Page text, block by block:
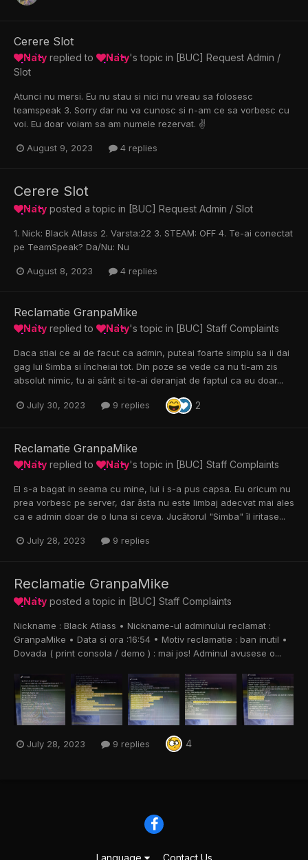
Cerere Slot
Naty replied to Naty's topic in [BUC] Request Admin /
Slot
Atunci nu mersi. Eu nu stau si nici nu vreau sa folosesc
teamspeak 3. Sorry dar nu va cunosc si n-am ce sa vorbesc cu
voi. Eu doar voiam sa am numele rezervat. ✌️
August 9, 2023 4 replies
Cerere Slot
Naty posted a topic in [BUC] Request Admin / Slot
1. Nick: Black Atlass 2. Varsta:22 3. STEAM: OFF 4. Te-ai conectat
pe TeamSpeak? Da/Nu: Nu
August 8, 2023 4 replies
Reclamatie GranpaMike
Naty replied to Naty's topic in [BUC] Staff Complaints
Daca stiai ce ai de facut ca admin, puteai foarte simplu sa ii dai
gag lui Simba si încheiai tot. Din poze se vede ca nu ti-am zis
absolut nimic, tu ai sărit si te-ai deranjat de faptul ca eu doar...
July 30, 2023 9 replies 2
Reclamatie GranpaMike
Naty replied to Naty's topic in [BUC] Staff Complaints
El s-a bagat in seama cu mine, lui i s-a pus capsa. Eu oricum nu
prea vorbesc pe server, dar ăsta nu este limbaj adecvat mai ales
ca e admin doar de o luna si ceva. Jucătorul "Simba" îl iritase...
July 28, 2023 9 replies
Reclamatie GranpaMike
Naty posted a topic in [BUC] Staff Complaints
Nickname : Black Atlass • Nickname-ul adminului reclamat :
GranpaMike • Data si ora :16:54 • Motiv reclamatie : ban inutil •
Dovada ( print consola / demo ) : mai jos! Adminul avusese o...
July 28, 2023 9 replies 4